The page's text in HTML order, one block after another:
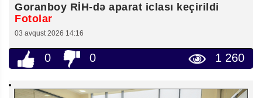
Goranboy RİH-də aparat iclası keçirildi
Fotolar
03 avqust 2026 14:16
0 0 1 260